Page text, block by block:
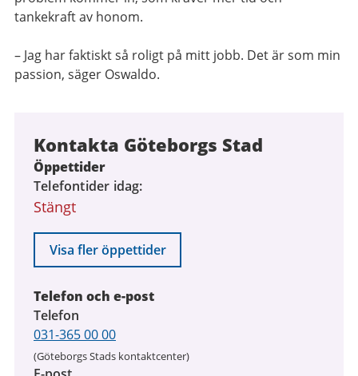
tankekraft av honom.
– Jag har faktiskt så roligt på mitt jobb. Det är som min
passion, säger Oswaldo.
Kontakta Göteborgs Stad
Öppettider
Telefontider idag
Stängt
Visa fler öppettider
Telefon och e-post
Telefon
031-365 00 00
(Göteborgs Stads kontaktcenter)